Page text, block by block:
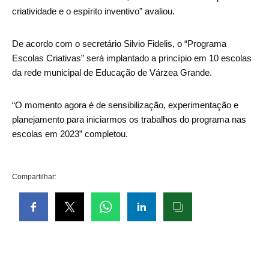
criatividade e o espírito inventivo” avaliou.
De acordo com o secretário Silvio Fidelis, o “Programa
Escolas Criativas” será implantado a princípio em 10 escolas
da rede municipal de Educação de Várzea Grande.
“O momento agora é de sensibilização, experimentação e
planejamento para iniciarmos os trabalhos do programa nas
escolas em 2023” completou.
Compartilhar: